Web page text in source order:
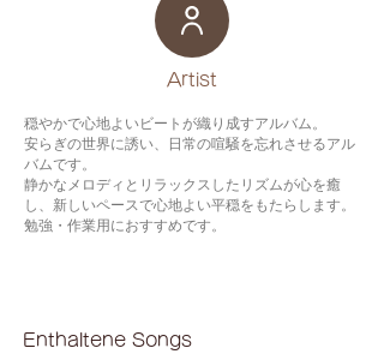
​Artist
穏やかで心地よいビートが織り成すアルバム。
安らぎの世界に誘い、日常の喧騒を忘れさせるアル
バムです。
静かなメロディとリラックスしたリズムが心を癒
し、新しいペースで心地よい平穏をもたらします。
勉強・作業用におすすめです。
Enthaltene Songs